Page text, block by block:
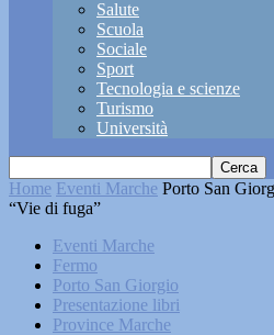
Salute
Scuola
Sociale
Sport
Tecnologia e scienze
Turismo
Università
Home Eventi Marche Porto San
“Vie di fuga”
Eventi Marche
Fermo
Porto San Giorgio
Presentazione libri
Province Marche